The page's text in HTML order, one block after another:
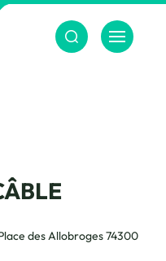
la barre de navigation du
Menu
des Allobroges 74300